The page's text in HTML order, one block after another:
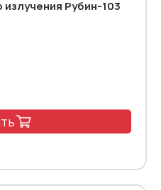
Рубин-103